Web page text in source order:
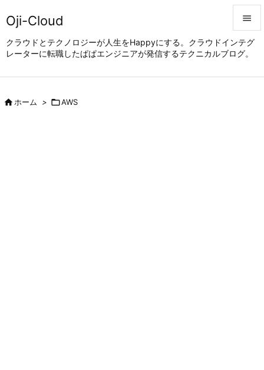
Oji-Cloud
クラウドとテクノロジーが人生をHappyにする。クラウドインテグ
レーターに転職したぱぱエンジニアが発信するテクニカルブログ。


メニュ
ホーム > AWS